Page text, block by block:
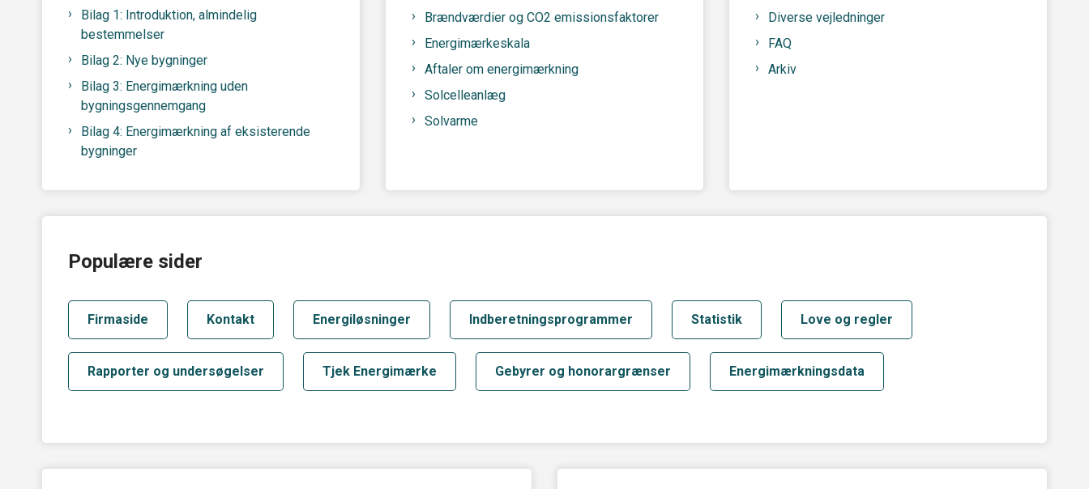
Bilag 1: Introduktion, almindelig
bestemmelser
Bilag 2: Nye bygninger
Bilag 3: Energimærkning uden
bygningsgennemgang
Bilag 4: Energimærkning af eksisterende
bygninger
Brændværdier og CO2 emissionsfaktorer
Energimærkeskala
Aftaler om energimærkning
Solcelleanlæg
Solvarme
Diverse vejledninger
FAQ
Arkiv
Populære sider
Firmaside Kontakt Energiløsninger Indberetningsprogrammer Statistik Love og regler
Rapporter og undersøgelser Tjek Energimærke Gebyrer og honorargrænser Energimærkningsdata